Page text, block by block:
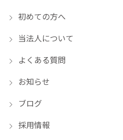
初めての方へ
当法人について
よくある質問
お知らせ
ブログ
採用情報